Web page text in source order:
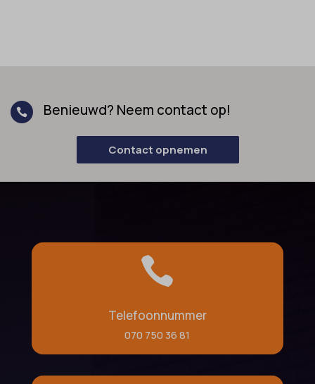
 Benieuwd? Neem contact op!
Contact opnemen

Telefoonnummer
070 750 36 81